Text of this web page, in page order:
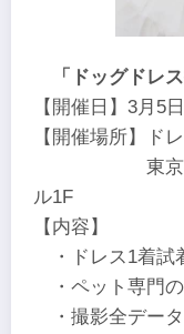
「ドッグドレ
【開催日】3月5
【開催場所】ド
東京都港区
ル1F
【内容】
・ドレス1着試
・ペット専門の
・撮影全データ